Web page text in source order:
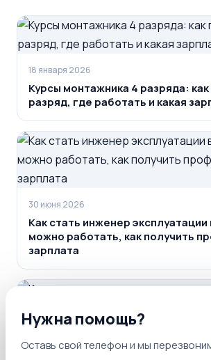
18 января 2026
Курсы монтажника 4 разряда:
разряд, где работать и какая
30 июня 2026
Как стать инженер эксплуатации
можно работать, как получить
зарплата
Курсы инженера‑мелиоратора:
Нужна помощь?
Оставь свой телефон и мы